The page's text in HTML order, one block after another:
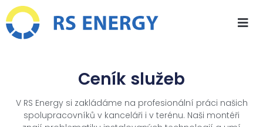
Ceník služeb
V RS Energy si zakládáme na profesionální práci našich
spolupracovníků v kanceláři i v terénu. Naši montéři